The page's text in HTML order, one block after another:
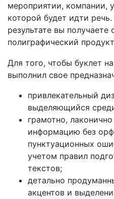
мероприятии, компании,
которой будет идти
результате вы получаете
полиграфический
Для того, чтобы буклет
выполнил свое
привлекательный
выделяющийся
грамотно,
информацию без
пунктуационных
учетом правил
текстов;
детально
акцентов и